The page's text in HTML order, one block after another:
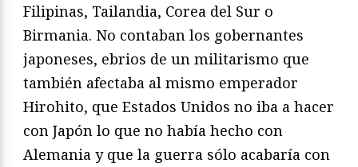
Filipinas, Tailandia, Corea del Sur o
Birmania. No contaban los gobernantes
japoneses, ebrios de un militarismo que
también afectaba al mismo emperador
Hirohito, que Estados Unidos no iba a hacer
con Japón lo que no había hecho con
Alemania y que la guerra sólo acabaría con